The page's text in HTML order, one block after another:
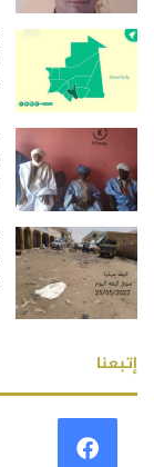
إتبعنا